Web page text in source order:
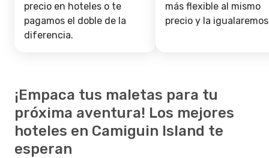
precio en hoteles o te
pagamos el doble de la
diferencia.
más flexible al mismo
precio y la
¡Empaca tus maletas para tu
próxima aventura! Los mejores
hoteles en Camiguin Island te
esperan